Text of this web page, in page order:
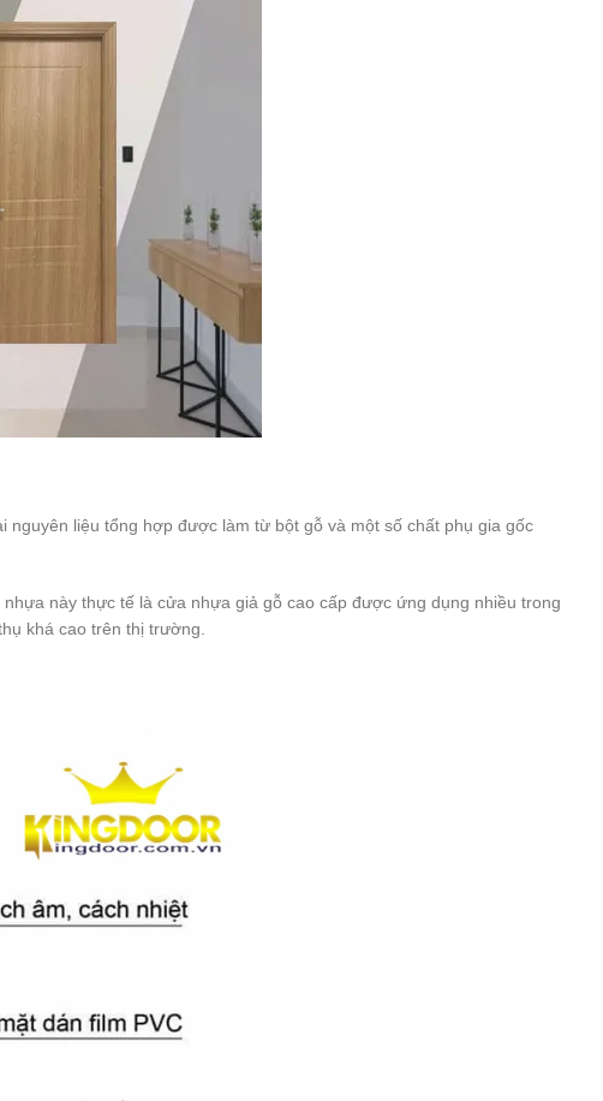
liệu tổng hợp được làm từ bột gỗ và một số chất phụ gia gốc
này thực tế là cửa nhựa giả gỗ cao cấp được ứng dụng nhiều trong
khá cao trên thị trường.